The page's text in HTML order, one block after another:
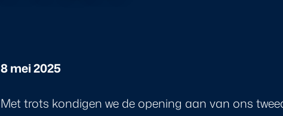
8 mei 2025
Met trots kondigen we de opening aan van ons